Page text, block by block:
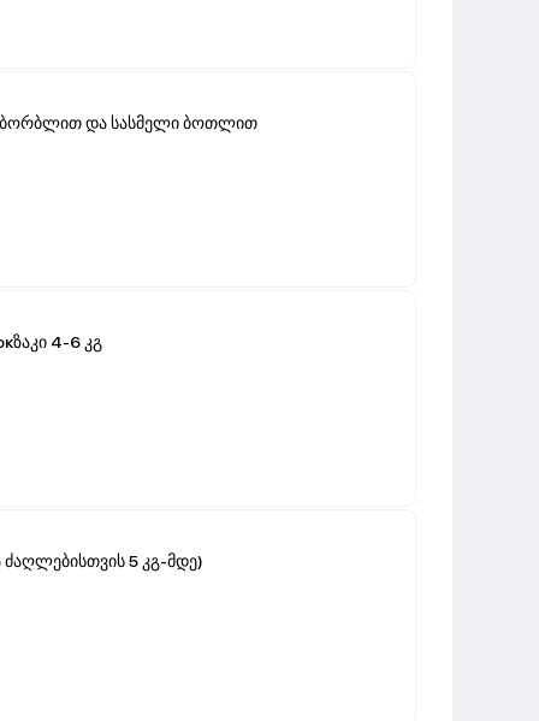
ბორბლით და სასმელი ბოთლით
4-6 კგ
ძაღლებისთვის 5 კგ-მდე)